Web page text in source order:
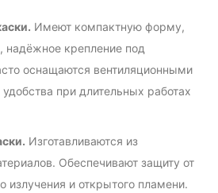
Имеют компактную форму,
надёжное крепление под
оснащаются вентиляционными
при длительных работах
Изготавливаются из
Обеспечивают защиту от
излучения и открытого пламени.